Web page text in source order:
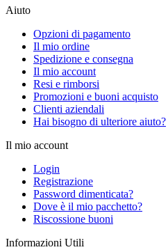
Aiuto
Opzioni di pagamento
Il mio ordine
Spedizione e consegna
Il mio account
Resi e rimborsi
Promozioni e buoni acquisto
Clienti aziendali
Hai bisogno di ulteriore aiuto?
Il mio account
Login
Registrazione
Password dimenticata?
Dove è il mio pacchetto?
Riscossione buoni
Informazioni Utili